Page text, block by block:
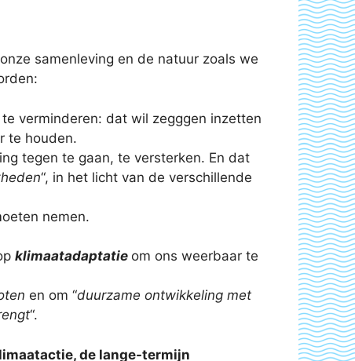
samenleving en de natuur zoals we
verminderen: dat wil zegggen inzetten
te houden.
tegen te gaan, te versterken. En dat
“, in het licht van de verschillende
nemen.
klimaatadaptatie om ons weerbaar te
en om “duurzame ontwikkeling met
“.
de lange-termijn